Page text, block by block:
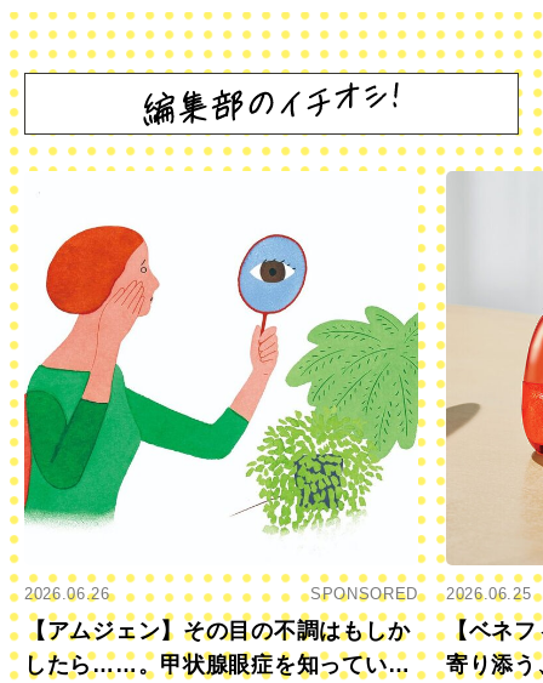
2026.06.26 SPONSORED
【アムジェン】その目の不調はもしか
したら……。甲状腺眼症を知っていま
2026.06.25
【ベネフ
寄り添う